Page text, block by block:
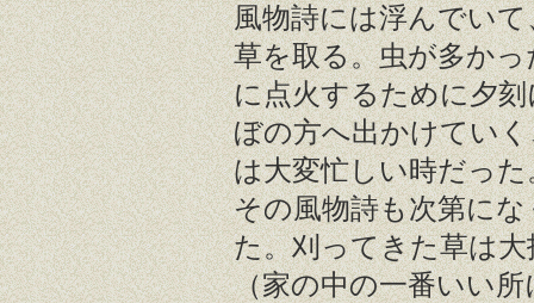
風物詩には浮んでい
草を取る。虫が多か
に点火するために夕
ぼの方へ出かけてい
は大変忙しい時だっ
その風物詩も次第に
た。刈ってきた草は
（家の中の一番いい